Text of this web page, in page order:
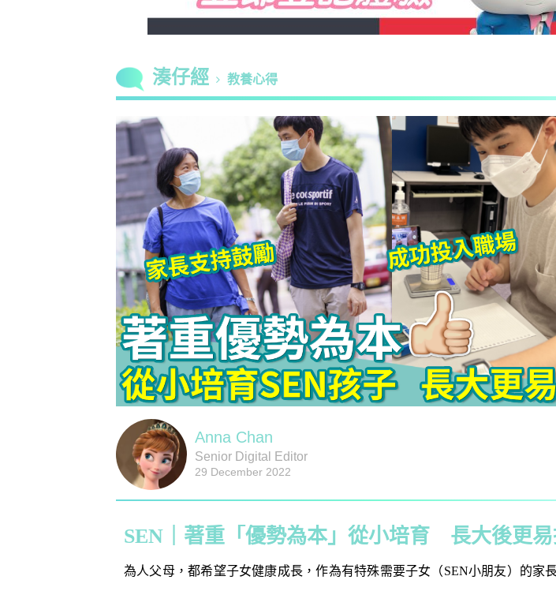
殘酷虐兒｜5歲男童餓
教養心得
育兒
辰民爸爸
心理學家王凱瑞
ALLIE保寶小教室
DR-MAX教材大王
D MIND & THE PRINCE
更多作家
湊仔經 教養心得
Anna Chan
Senior Digital Editor
29 December 2022
SEN｜著重「優勢為本」從小培育 長大後更
為人父母，都希望子女健康成長，作為有特殊需要子女（SEN小朋友）的家